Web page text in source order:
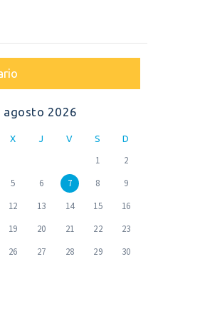
agosto 2026
X J V S D
1
2
5 6 7 8
9
12 13 14 15
16
19 20 21 22
23
26 27 28 29
30